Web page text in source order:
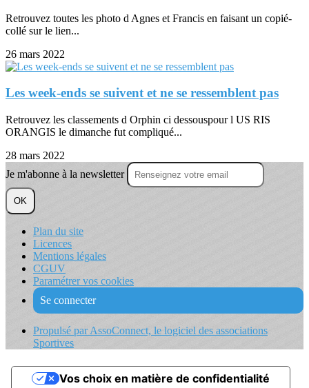
Retrouvez toutes les photo d Agnes et Francis en faisant un copié-
collé sur le lien...
26 mars 2022
Les week-ends se suivent et ne se ressemblent pas
Retrouvez les classements d Orphin ci dessouspour l US RIS
ORANGIS le dimanche fut compliqué...
28 mars 2022
Je m'abonne à la newsletter
OK
Plan du site
Licences
Mentions légales
CGUV
Paramétrer vos cookies
Se connecter
Propulsé par AssoConnect, le logiciel des associations
Sportives
Vos choix en matière de confidentialité